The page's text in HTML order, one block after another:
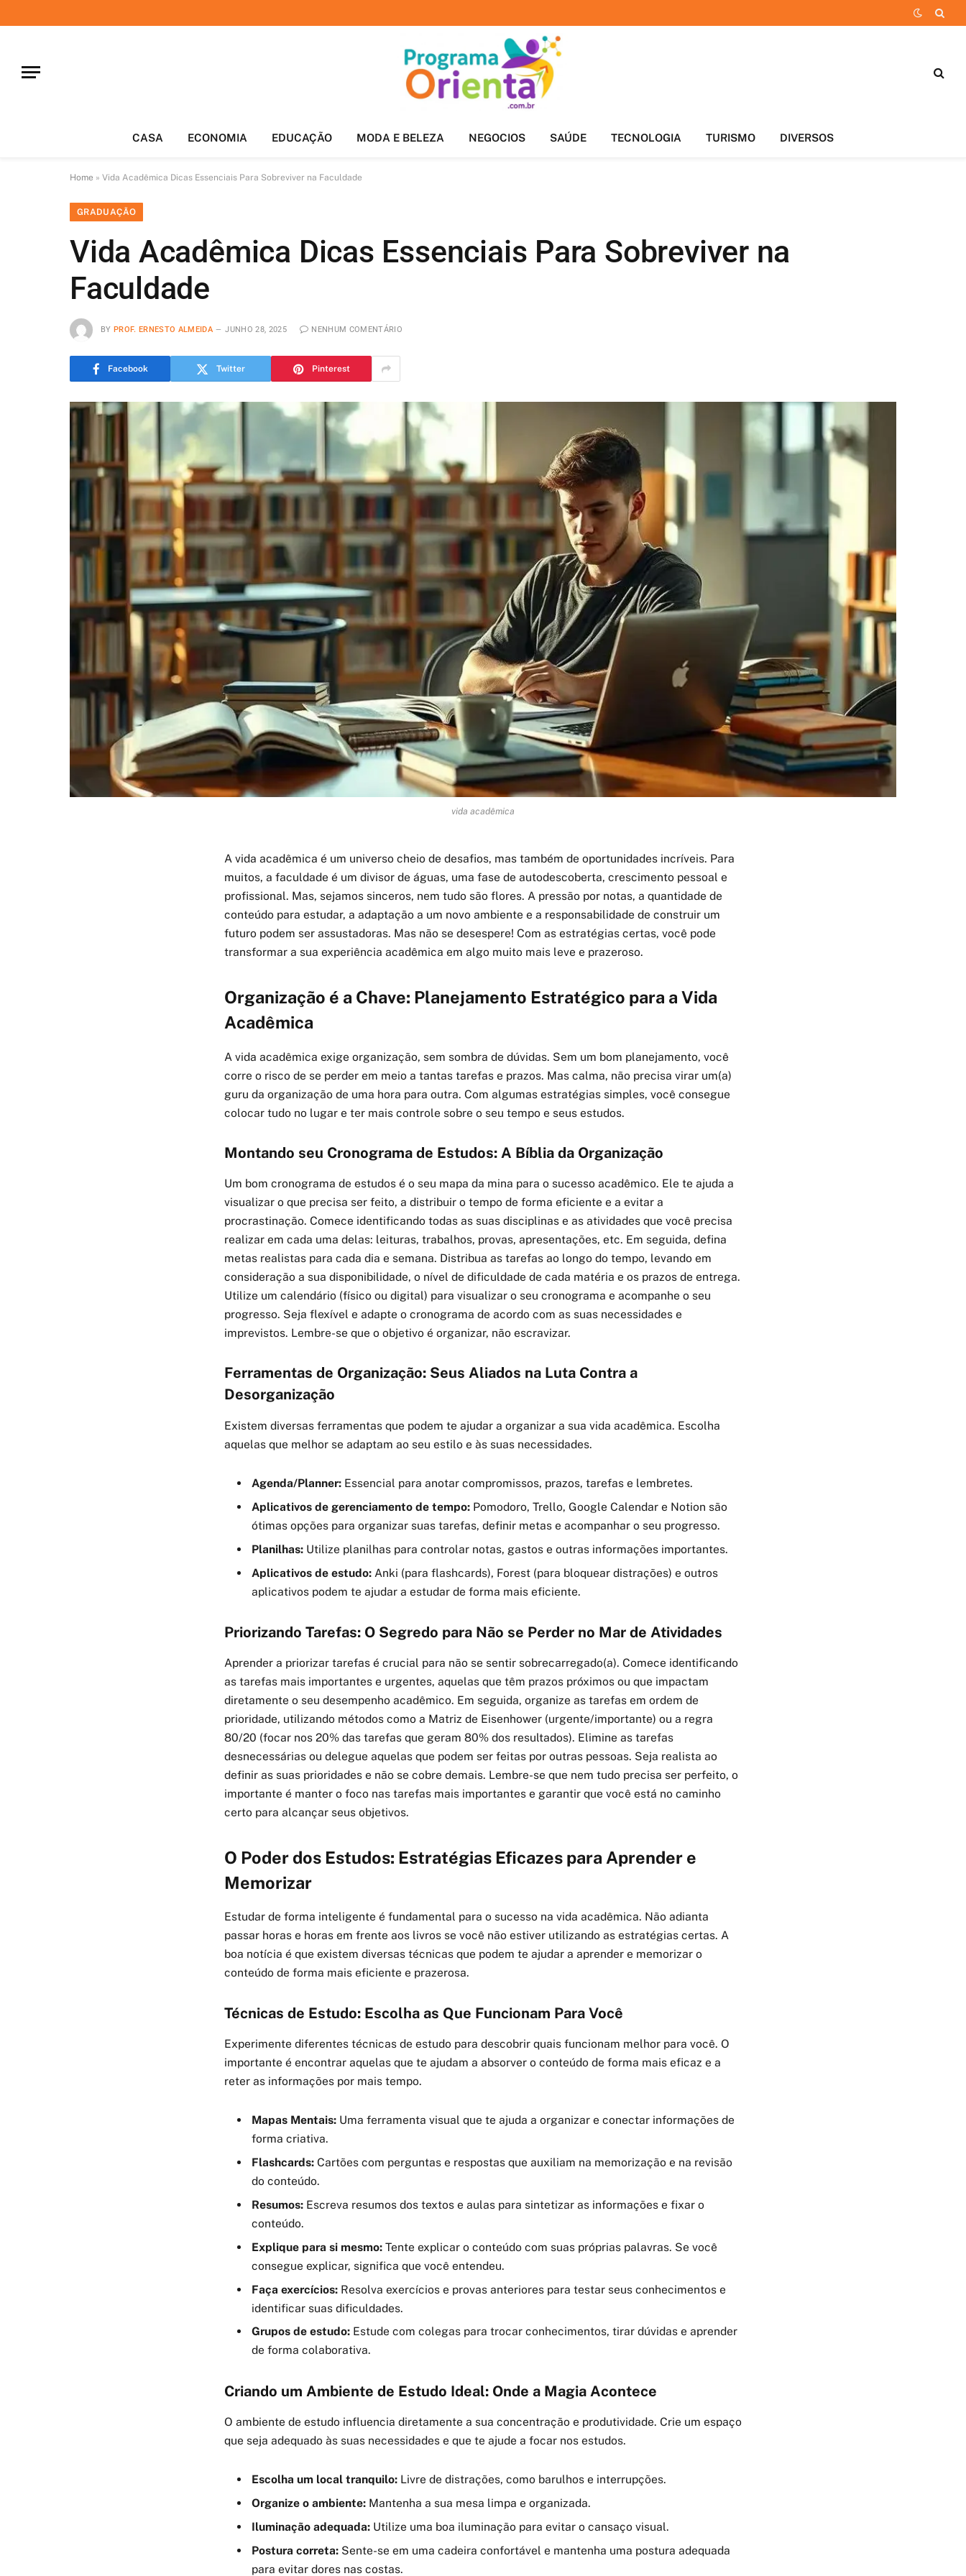
CASA ECONOMIA EDUCAÇÃO MODA E BELEZA NEGOCIOS SAÚDE TECNOLOGIA TURISMO DIVERSOS
Home » Vida Acadêmica Dicas Essenciais Para Sobreviver na Faculdade
GRADUAÇÃO
Vida Acadêmica Dicas Essenciais Para Sobreviver na
Faculdade
BY PROF. ERNESTO ALMEIDA JUNHO 28, 2025 NENHUM COMENTÁRIO
Facebook Twitter Pinterest
vida acadêmica
A vida acadêmica é um universo cheio de desafios, mas também de oportunidades incríveis. Para
muitos, a faculdade é um divisor de águas, uma fase de autodescoberta, crescimento pessoal e
profissional. Mas, sejamos sinceros, nem tudo são flores. A pressão por notas, a quantidade de
conteúdo para estudar, a adaptação a um novo ambiente e a responsabilidade de construir um
futuro podem ser assustadoras. Mas não se desespere! Com as estratégias certas, você pode
transformar a sua experiência acadêmica em algo muito mais leve e prazeroso.
Organização é a Chave: Planejamento Estratégico para a Vida
Acadêmica
A vida acadêmica exige organização, sem sombra de dúvidas. Sem um bom planejamento, você
corre o risco de se perder em meio a tantas tarefas e prazos. Mas calma, não precisa virar um(a)
guru da organização de uma hora para outra. Com algumas estratégias simples, você consegue
colocar tudo no lugar e ter mais controle sobre o seu tempo e seus estudos.
Montando seu Cronograma de Estudos: A Bíblia da Organização
Um bom cronograma de estudos é o seu mapa da mina para o sucesso acadêmico. Ele te ajuda a
visualizar o que precisa ser feito, a distribuir o tempo de forma eficiente e a evitar a
procrastinação. Comece identificando todas as suas disciplinas e as atividades que você precisa
realizar em cada uma delas: leituras, trabalhos, provas, apresentações, etc. Em seguida, defina
metas realistas para cada dia e semana. Distribua as tarefas ao longo do tempo, levando em
consideração a sua disponibilidade, o nível de dificuldade de cada matéria e os prazos de entrega.
Utilize um calendário (físico ou digital) para visualizar o seu cronograma e acompanhe o seu
progresso. Seja flexível e adapte o cronograma de acordo com as suas necessidades e
imprevistos. Lembre-se que o objetivo é organizar, não escravizar.
Ferramentas de Organização: Seus Aliados na Luta Contra a
Desorganização
Existem diversas ferramentas que podem te ajudar a organizar a sua vida acadêmica. Escolha
aquelas que melhor se adaptam ao seu estilo e às suas necessidades.
Agenda/Planner: Essencial para anotar compromissos, prazos, tarefas e lembretes.
Aplicativos de gerenciamento de tempo: Pomodoro, Trello, Google Calendar e Notion são
ótimas opções para organizar suas tarefas, definir metas e acompanhar o seu progresso.
Planilhas: Utilize planilhas para controlar notas, gastos e outras informações importantes.
Aplicativos de estudo: Anki (para flashcards), Forest (para bloquear distrações) e outros
aplicativos podem te ajudar a estudar de forma mais eficiente.
Priorizando Tarefas: O Segredo para Não se Perder no Mar de Atividades
Aprender a priorizar tarefas é crucial para não se sentir sobrecarregado(a). Comece identificando
as tarefas mais importantes e urgentes, aquelas que têm prazos próximos ou que impactam
diretamente o seu desempenho acadêmico. Em seguida, organize as tarefas em ordem de
prioridade, utilizando métodos como a Matriz de Eisenhower (urgente/importante) ou a regra
80/20 (focar nos 20% das tarefas que geram 80% dos resultados). Elimine as tarefas
desnecessárias ou delegue aquelas que podem ser feitas por outras pessoas. Seja realista ao
definir as suas prioridades e não se cobre demais. Lembre-se que nem tudo precisa ser perfeito, o
importante é manter o foco nas tarefas mais importantes e garantir que você está no caminho
certo para alcançar seus objetivos.
O Poder dos Estudos: Estratégias Eficazes para Aprender e
Memorizar
Estudar de forma inteligente é fundamental para o sucesso na vida acadêmica. Não adianta
passar horas e horas em frente aos livros se você não estiver utilizando as estratégias certas. A
boa notícia é que existem diversas técnicas que podem te ajudar a aprender e memorizar o
conteúdo de forma mais eficiente e prazerosa.
Técnicas de Estudo: Escolha as Que Funcionam Para Você
Experimente diferentes técnicas de estudo para descobrir quais funcionam melhor para você. O
importante é encontrar aquelas que te ajudam a absorver o conteúdo de forma mais eficaz e a
reter as informações por mais tempo.
Mapas Mentais: Uma ferramenta visual que te ajuda a organizar e conectar informações de
forma criativa.
Flashcards: Cartões com perguntas e respostas que auxiliam na memorização e na revisão
do conteúdo.
Resumos: Escreva resumos dos textos e aulas para sintetizar as informações e fixar o
conteúdo.
Explique para si mesmo: Tente explicar o conteúdo com suas próprias palavras. Se você
consegue explicar, significa que você entendeu.
Faça exercícios: Resolva exercícios e provas anteriores para testar seus conhecimentos e
identificar suas dificuldades.
Grupos de estudo: Estude com colegas para trocar conhecimentos, tirar dúvidas e aprender
de forma colaborativa.
Criando um Ambiente de Estudo Ideal: Onde a Magia Acontece
O ambiente de estudo influencia diretamente a sua concentração e produtividade. Crie um espaço
que seja adequado às suas necessidades e que te ajude a focar nos estudos.
Escolha um local tranquilo: Livre de distrações, como barulhos e interrupções.
Organize o ambiente: Mantenha a sua mesa limpa e organizada.
Iluminação adequada: Utilize uma boa iluminação para evitar o cansaço visual.
Postura correta: Sente-se em uma cadeira confortável e mantenha uma postura adequada
para evitar dores nas costas.